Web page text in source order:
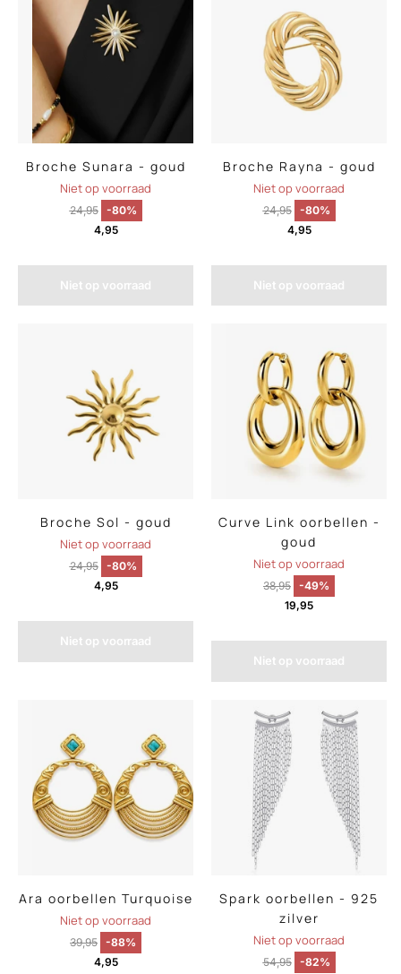
Broche Sunara - goud
Niet op voorraad
24,95
-80%
4,95
Niet op voorraad
Broche Rayna - goud
Niet op voorraad
24,95
-80%
4,95
Niet op voorraad
Broche Sol - goud
Niet op voorraad
24,95
-80%
4,95
Niet op voorraad
Curve Link oorbellen -
goud
Niet op voorraad
38,95 -49%
19,95
Niet op voorraad
Ara oorbellen Turquoise
Niet op voorraad
39,95 -88%
4,95
Spark oorbellen - 925
zilver
Niet op voorraad
54,95 -82%